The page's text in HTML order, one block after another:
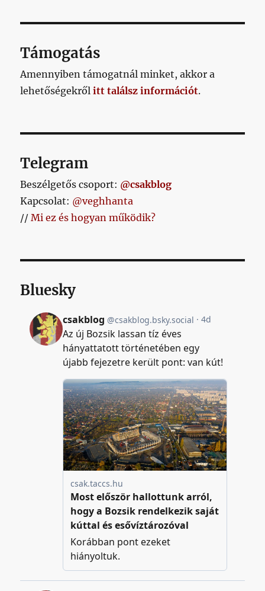
akkor
bejegyzéshez
OLD
Támogatás
Amennyiben támogatnál minket, akkor a
lehetőségekrőlitt találsz információt.
Telegram
Beszélgetős csoport: @csakblog
Kapcsolat: @veghhanta
//Mi ez és hogyan működik?
Bluesky